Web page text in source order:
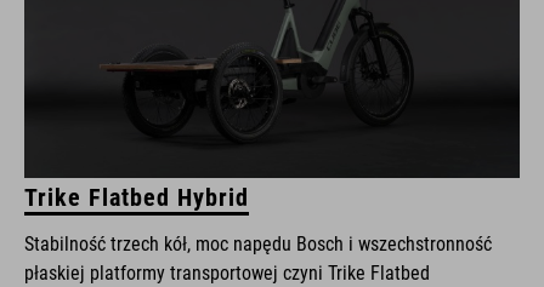
Trike Flatbed Hybrid
Stabilność trzech kół, moc napędu Bosch i wszechstronność
płaskiej platformy transportowej czyni Trike Flatbed